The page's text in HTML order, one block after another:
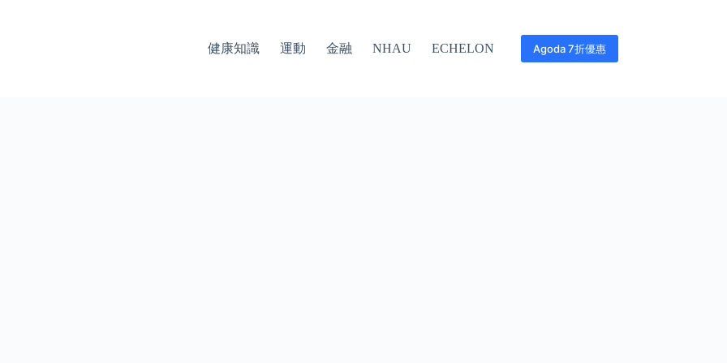
健康知識 運動 金融 NHAU ECHELON Agoda 7折優惠